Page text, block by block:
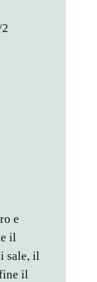
e
il
sale, il
il